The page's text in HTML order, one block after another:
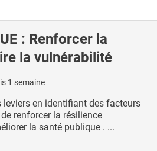
: Renforcer la
la vulnérabilité
1 semaine
leviers en identifiant des facteurs
renforcer la résilience
la santé publique . ...